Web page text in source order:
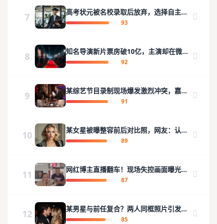
7
高考状元被名校录取后放弃，选择自主创
业引热议
93
8
知名导演新片票房破10亿，主演却在微博
发文暗讽片方？
92
9
某综艺节目录制现场爆发激烈冲突，嘉宾
当场离场
91
10
某女星被曝整容前后对比照，网友：认不
出来了
89
11
网红博主直播翻车！现场失控画面曝光引
发热议
87
12
某男星与前任复合？两人同框照片引发猜
测
85